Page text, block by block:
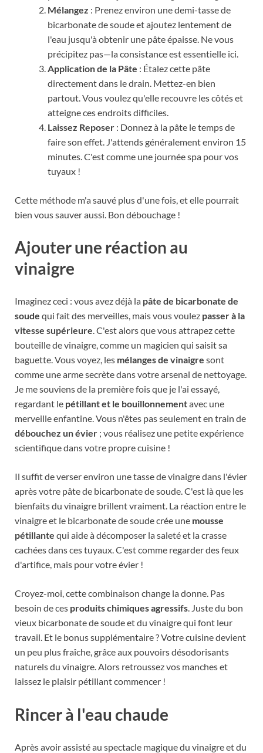
Mélangez : Prenez environ une demi-tasse de
bicarbonate de soude et ajoutez lentement de
l'eau jusqu'à obtenir une pâte épaisse. Ne vous
précipitez pas—la consistance est essentielle ici.
Application de la Pâte : Étalez cette pâte
directement dans le drain. Mettez-en bien
partout. Vous voulez qu'elle recouvre les côtés et
atteigne ces endroits difficiles.
Laissez Reposer : Donnez à la pâte le temps de
faire son effet. J'attends généralement environ 15
minutes. C'est comme une journée spa pour vos
tuyaux !
Cette méthode m'a sauvé plus d'une fois, et elle pourrait
bien vous sauver aussi. Bon débouchage !
Ajouter une réaction au
vinaigre
Imaginez ceci : vous avez déjà la pâte de bicarbonate de
soude qui fait des merveilles, mais vous voulez passer à la
vitesse supérieure. C'est alors que vous attrapez cette
bouteille de vinaigre, comme un magicien qui saisit sa
baguette. Vous voyez, les mélanges de vinaigre sont
comme une arme secrète dans votre arsenal de nettoyage.
Je me souviens de la première fois que je l'ai essayé,
regardant le pétillant et le bouillonnementavec une
merveille enfantine. Vous n'êtes pas seulement en train de
débouchez un évier ; vous réalisez une petite expérience
scientifique dans votre propre cuisine !
Il suffit de verser environ une tasse de vinaigre dans l'évier
après votre pâte de bicarbonate de soude. C'est là que les
bienfaits du vinaigre brillent vraiment. La réaction entre le
vinaigre et le bicarbonate de soude crée une mousse
pétillante qui aide à décomposer la saleté et la crasse
cachées dans ces tuyaux. C'est comme regarder des feux
d'artifice, mais pour votre évier !
Croyez-moi, cette combinaison change la donne. Pas
besoin de ces produits chimiques agressifs. Juste du bon
vieux bicarbonate de soude et du vinaigre qui font leur
travail. Et le bonus supplémentaire ? Votre cuisine devient
un peu plus fraîche, grâce aux pouvoirs désodorisants
naturels du vinaigre. Alors retroussez vos manches et
laissez le plaisir pétillant commencer !
Rincer à l'eau chaude
Après avoir assisté au spectacle magique du vinaigre et du